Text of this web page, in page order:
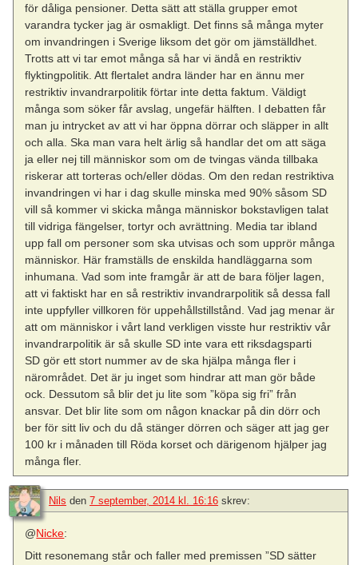
för dåliga pensioner. Detta sätt att ställa grupper emot
varandra tycker jag är osmakligt. Det finns så många myter
om invandringen i Sverige liksom det gör om jämställdhet.
Trotts att vi tar emot många så har vi ändå en restriktiv
flyktingpolitik. Att flertalet andra länder har en ännu mer
restriktiv invandrarpolitik förtar inte detta faktum. Väldigt
många som söker får avslag, ungefär hälften. I debatten får
man ju intrycket av att vi har öppna dörrar och släpper in allt
och alla. Ska man vara helt ärlig så handlar det om att säga
ja eller nej till människor som om de tvingas vända tillbaka
riskerar att torteras och/eller dödas. Om den redan restriktiva
invandringen vi har i dag skulle minska med 90% såsom SD
vill så kommer vi skicka många människor bokstavligen talat
till vidriga fängelser, tortyr och avrättning. Media tar ibland
upp fall om personer som ska utvisas och som upprör många
människor. Här framställs de enskilda handläggarna som
inhumana. Vad som inte framgår är att de bara följer lagen,
att vi faktiskt har en så restriktiv invandrarpolitik så dessa fall
inte uppfyller villkoren för uppehållstillstånd. Vad jag menar är
att om människor i vårt land verkligen visste hur restriktiv vår
invandrarpolitik är så skulle SD inte vara ett riksdagsparti
SD gör ett stort nummer av de ska hjälpa många fler i
närområdet. Det är ju inget som hindrar att man gör både
ock. Dessutom så blir det ju lite som ”köpa sig fri” från
ansvar. Det blir lite som om någon knackar på din dörr och
ber för sitt liv och du då stänger dörren och säger att jag ger
100 kr i månaden till Röda korset och därigenom hjälper jag
många fler.
Nils den 7 september, 2014 kl. 16:16 skrev:
@Nicke:
Ditt resonemang står och faller med premissen ”SD sätter